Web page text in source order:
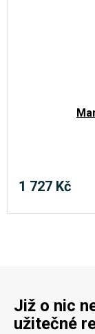
1 727 Kč
Již o nic
užitečné